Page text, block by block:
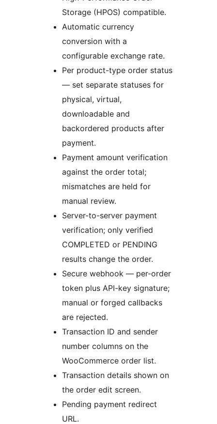
Storage (HPOS) compatible.
Automatic currency
conversion with a
configurable exchange rate.
Per product-type order status
— set separate statuses for
physical, virtual,
downloadable and
backordered products after
payment.
Payment amount verification
against the order total;
mismatches are held for
manual review.
Server-to-server payment
verification; only verified
COMPLETED or PENDING
results change the order.
Secure webhook — per-order
token plus API-key signature;
manual or forged callbacks
are rejected.
Transaction ID and sender
number columns on the
WooCommerce order list.
Transaction details shown on
the order edit screen.
Pending payment redirect
URL.